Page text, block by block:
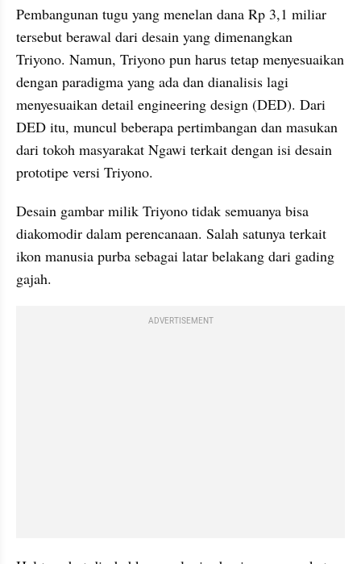
Pembangunan tugu yang menelan dana Rp 3,1 miliar
tersebut berawal dari desain yang dimenangkan
Triyono. Namun, Triyono pun harus tetap menyesuaikan
dengan paradigma yang ada dan dianalisis lagi
menyesuaikan detail engineering design (DED). Dari
DED itu, muncul beberapa pertimbangan dan masukan
dari tokoh masyarakat Ngawi terkait dengan isi desain
prototipe versi Triyono.
Desain gambar milik Triyono tidak semuanya bisa
diakomodir dalam perencanaan. Salah satunya terkait
ikon manusia purba sebagai latar belakang dari gading
gajah.
ADVERTISEMENT